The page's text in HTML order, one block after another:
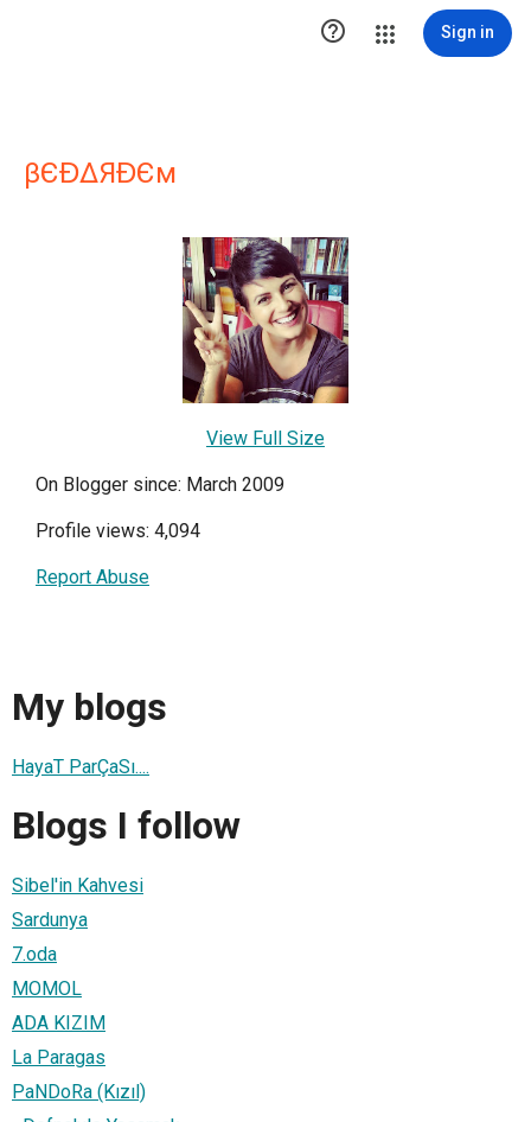
 Sign in
βЄƉΔЯƉЄм
View Full Size
On Blogger since: March 2009
Profile views: 4,094
Report Abuse
My blogs
HayaT ParÇaSı....
Blogs I follow
Sibel'in Kahvesi
Sardunya
7.oda
MOMOL
ADA KIZIM
La Paragas
PaNDoRa (Kızıl)